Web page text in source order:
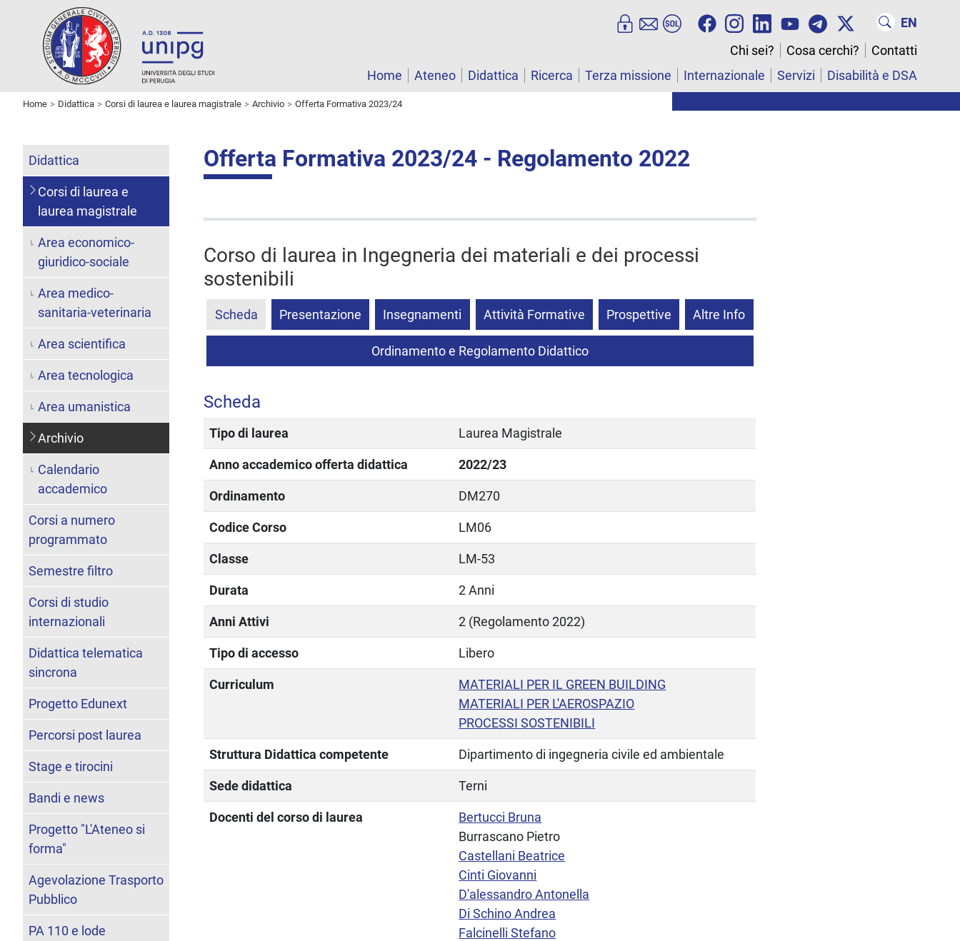
EN
Chi sei?
Cosa cerchi?
Contatti
Home
Ateneo Didattica Ricerca Terza missione Internazionale Servizi Disabilità e DSA
Home Didattica Corsi di laurea e laurea magistrale Archivio Offerta Formativa 2023/24
Offerta Formativa 2023/24 - Regolamento 2022
Corso di laurea in Ingegneria dei materiali e dei processi
sostenibili
Scheda Presentazione Insegnamenti Attività Formative Prospettive Altre Info
Ordinamento e Regolamento Didattico
Scheda
Tipo di laurea Laurea Magistrale
Anno accademico offerta didattica 2022/23
Ordinamento DM270
Codice Corso LM06
Classe LM-53
Durata 2 Anni
Anni Attivi 2 (Regolamento 2022)
Tipo di accesso Libero
Curriculum
MATERIALI PER IL GREEN BUILDING
MATERIALI PER L'AEROSPAZIO
PROCESSI SOSTENIBILI
Struttura Didattica competente Dipartimento di ingegneria civile ed ambientale
Sede didattica Terni
Docenti del corso di laurea
Bertucci Bruna
Burrascano Pietro
Castellani Beatrice
Cinti Giovanni
D'alessandro Antonella
Di Schino Andrea
Falcinelli Stefano
Didattica
Corsi di laurea e
laurea magistrale
Area economico-
giuridico-sociale
Area medico-
sanitaria-veterinaria
Area scientifica
Area tecnologica
Area umanistica
Archivio
Calendario
accademico
Corsi a numero
programmato
Semestre filtro
Corsi di studio
internazionali
Didattica telematica
sincrona
Progetto Edunext
Percorsi post laurea
Stage e tirocini
Bandi e news
Progetto "L'Ateneo si
forma"
Agevolazione Trasporto
Pubblico
PA 110 e lode